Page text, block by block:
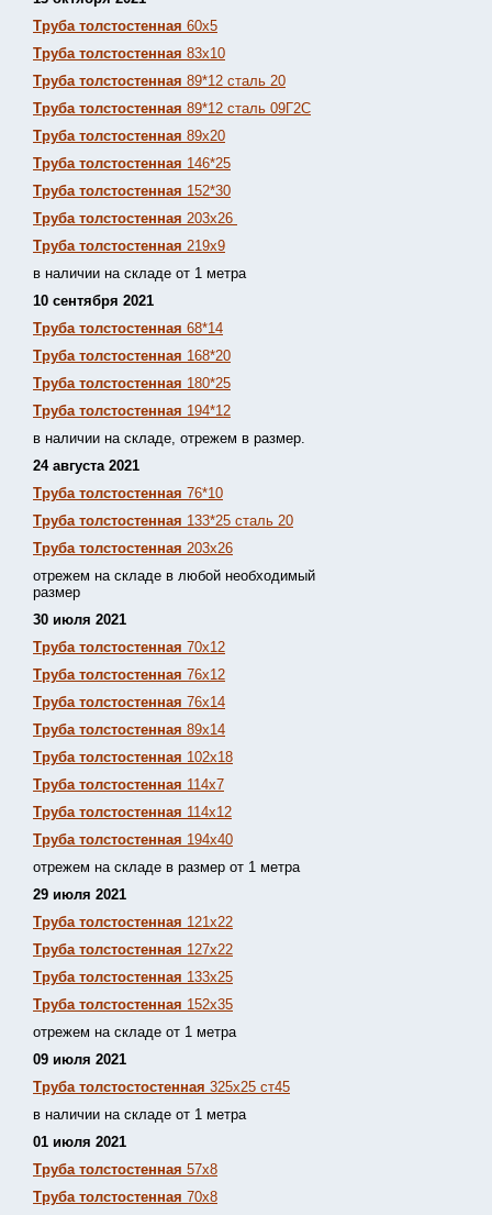
Труба толстостенная 60х5
Труба толстостенная 83х10
Труба толстостенная 89*12 сталь 20
Труба толстостенная 89*12 сталь 09Г2С
Труба толстостенная 89х20
Труба толстостенная 146*25
Труба толстостенная 152*30
Труба толстостенная 203х26
Труба толстостенная 219х9
в наличии на складе от 1 метра
10 сентября 2021
Труба толстостенная 68*14
Труба толстостенная 168*20
Труба толстостенная 180*25
Труба толстостенная 194*12
в наличии на складе, отрежем в размер.
24 августа 2021
Труба толстостенная 76*10
Труба толстостенная 133*25 сталь 20
Труба толстостенная 203х26
отрежем на складе в любой необходимый
размер
30 июля 2021
Труба толстостенная 70х12
Труба толстостенная 76х12
Труба толстостенная 76х14
Труба толстостенная 89х14
Труба толстостенная 102х18
Труба толстостенная 114х7
Труба толстостенная 114х12
Труба толстостенная 194х40
отрежем на складе в размер от 1 метра
29 июля 2021
Труба толстостенная 121х22
Труба толстостенная 127х22
Труба толстостенная 133х25
Труба толстостенная 152х35
отрежем на складе от 1 метра
09 июля 2021
Труба толстостостенная 325х25 ст45
в наличии на складе от 1 метра
01 июля 2021
Труба толстостенная 57х8
Труба толстостенная 70х8